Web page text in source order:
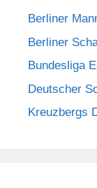
Berliner
Berliner
Bundesliga
Deutscher
Kreuzbergs